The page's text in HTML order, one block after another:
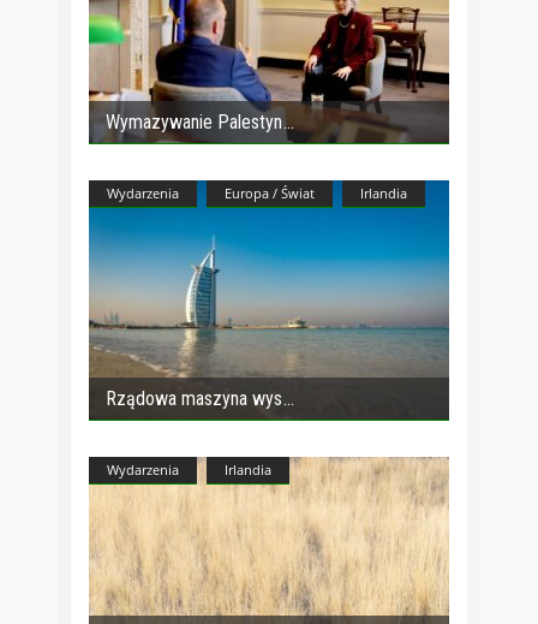
Wymazywanie Palestyn
Wydarzenia Europa / Świat Irlandia
Rządowa maszyna wys
Wydarzenia Irlandia